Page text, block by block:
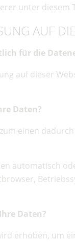
unter diesem
AUF
für die
auf dieser
Daten?
einen
automatisch
Daten?
erhoben, um